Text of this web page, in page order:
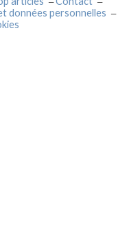
données personnelles